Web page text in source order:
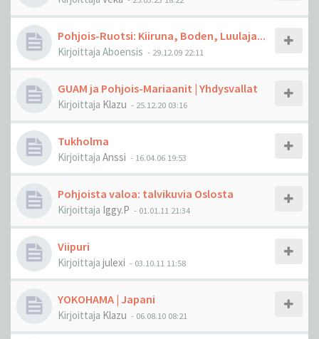
Pohjois-Ruotsi: Kiiruna, Boden, Luulaja...
Kirjoittaja Aboensis - 29.12.09 22:11
GUAM ja Pohjois-Mariaanit | Yhdysvallat
Kirjoittaja Klazu - 25.12.20 03:16
Tukholma
Kirjoittaja Anssi - 16.04.06 19:53
Pohjoista valoa: talvikuvia Oslosta
Kirjoittaja Iggy.P - 01.01.11 21:34
Viipuri
Kirjoittaja julexi - 03.10.11 11:58
YOKOHAMA | Japani
Kirjoittaja Klazu - 06.08.10 08:21